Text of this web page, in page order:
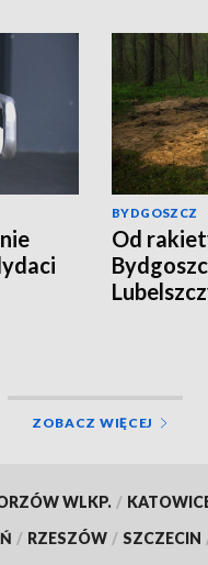
BYDGOSZCZ
Od
ZOBACZ WIĘCEJ
WLKP. /
/ RZESZÓW / SZCZECIN